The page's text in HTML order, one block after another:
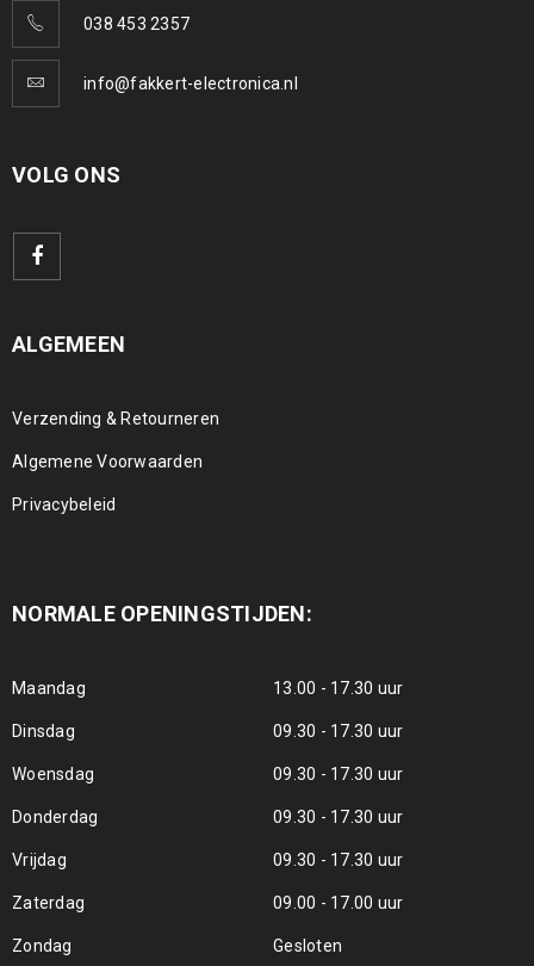
038 453 2357
info@fakkert-electronica.nl
VOLG ONS
ALGEMEEN
Verzending & Retourneren
Algemene Voorwaarden
Privacybeleid
NORMALE OPENINGSTIJDEN:
Maandag 13.00 - 17.30 uur
Dinsdag 09.30 - 17.30 uur
Woensdag 09.30 - 17.30 uur
Donderdag 09.30 - 17.30 uur
Vrijdag 09.30 - 17.30 uur
Zaterdag 09.00 - 17.00 uur
Zondag Gesloten